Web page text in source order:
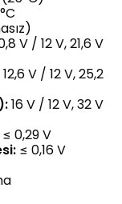
V / 12 V, 21,6 V
12,6 V / 12 V, 25,2
16 V / 12 V, 32 V
≤ 0,29 V
≤ 0,16 V